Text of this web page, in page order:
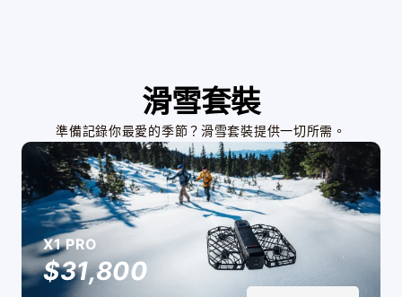
滑雪套裝
準備記錄你最愛的季節？滑雪套裝提供一切所需。
X1 PRO
$31,800